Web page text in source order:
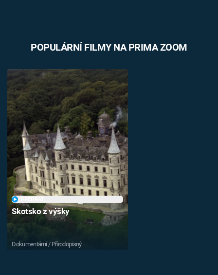
POPULÁRNÍ FILMY NA PRIMA ZOOM
Skotsko z výšky
Dokumentární / Přírodopisný